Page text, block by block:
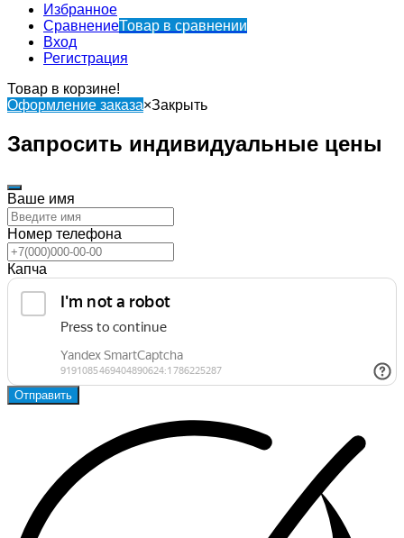
Избранное
СравнениеТовар в сравнении
Вход
Регистрация
Товар в корзине!
Оформление заказа×Закрыть
Запросить индивидуальные цены
Ваше имя
Номер телефона
Капча
Отправить